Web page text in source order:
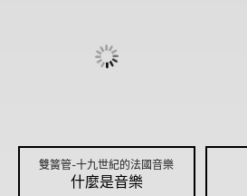
雙簧管-十九世紀的法國音樂
什麼是音樂